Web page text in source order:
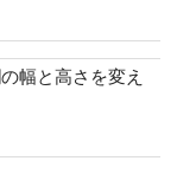
幅と高さを変え